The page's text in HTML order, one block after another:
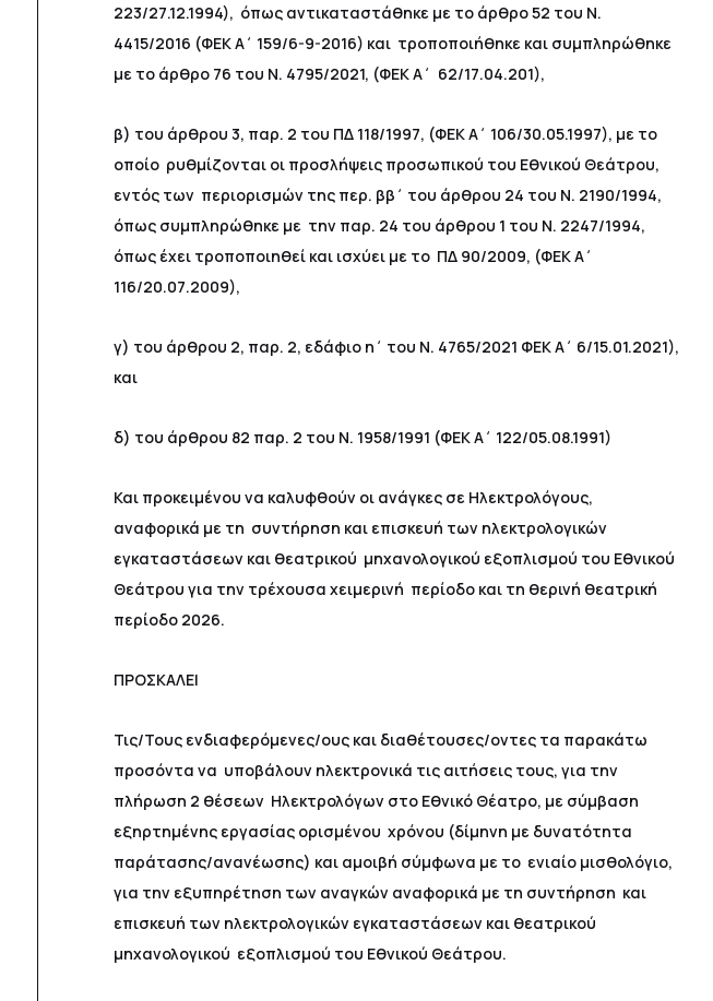
223/27.12.1994), όπως αντικαταστάθηκε με το άρθρο 52 του Ν.
4415/2016 (ΦΕΚ Α΄ 159/6-9-2016) και τροποποιήθηκε και συμπληρώθηκε
με το άρθρο 76 του Ν. 4795/2021, (ΦΕΚ Α΄ 62/17.04.201),
β) του άρθρου 3, παρ. 2 του ΠΔ 118/1997, (ΦΕΚ Α΄ 106/30.05.1997), με το
οποίο ρυθμίζονται οι προσλήψεις προσωπικού του Εθνικού Θεάτρου,
εντός των περιορισμών της περ. ββ΄ του άρθρου 24 του Ν. 2190/1994,
όπως συμπληρώθηκε με την παρ. 24 του άρθρου 1 του Ν. 2247/1994,
όπως έχει τροποποιηθεί και ισχύει με το ΠΔ 90/2009, (ΦΕΚ Α΄
116/20.07.2009),
γ) του άρθρου 2, παρ. 2, εδάφιο η΄ του Ν. 4765/2021 ΦΕΚ Α΄ 6/15.01.2021),
και
δ) του άρθρου 82 παρ. 2 του Ν. 1958/1991 (ΦΕΚ Α΄ 122/05.08.1991)
Και προκειμένου να καλυφθούν οι ανάγκες σε Ηλεκτρολόγους,
αναφορικά με τη συντήρηση και επισκευή των ηλεκτρολογικών
εγκαταστάσεων και θεατρικού μηχανολογικού εξοπλισμού του Εθνικού
Θεάτρου για την τρέχουσα χειμερινή περίοδο και τη θερινή θεατρική
περίοδο 2026.
ΠΡΟΣΚΑΛΕΙ
Τις/Τους ενδιαφερόμενες/ους και διαθέτουσες/οντες τα παρακάτω
προσόντα να υποβάλουν ηλεκτρονικά τις αιτήσεις τους, για την
πλήρωση 2 θέσεων Ηλεκτρολόγων στο Εθνικό Θέατρο, με σύμβαση
εξηρτημένης εργασίας ορισμένου χρόνου (δίμηνη με δυνατότητα
παράτασης/ανανέωσης) και αμοιβή σύμφωνα με το ενιαίο μισθολόγιο,
για την εξυπηρέτηση των αναγκών αναφορικά με τη συντήρηση και
επισκευή των ηλεκτρολογικών εγκαταστάσεων και θεατρικού
μηχανολογικού εξοπλισμού του Εθνικού Θεάτρου.